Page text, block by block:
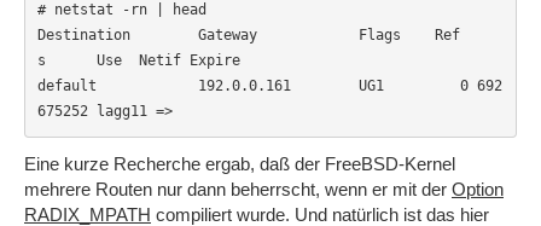
# netstat -rn | head
Destination        Gateway            Flags    Ref
s      Use  Netif Expire
default            192.0.0.161        UG1         0 692
675252 lagg11 =>
Eine kurze Recherche ergab, daß der FreeBSD-Kernel
mehrere Routen nur dann beherrscht, wenn er mit der Option
RADIX_MPATH compiliert wurde. Und natürlich ist das hier